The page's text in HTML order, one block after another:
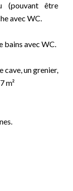
(pouvant être
avec WC.
bains avec WC.
cave, un grenier,
m²